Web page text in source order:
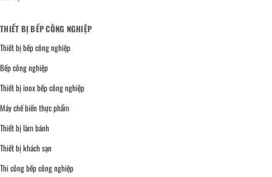
THIẾT BỊ BẾP CÔNG NGHIỆP
Thiết bị bếp công nghiệp
Bếp công nghiệp
Thiết bị inox bếp công nghiệp
Máy chế biến thực phẩm
Thiết bị làm bánh
Thiết bị khách sạn
Thi công bếp công nghiệp